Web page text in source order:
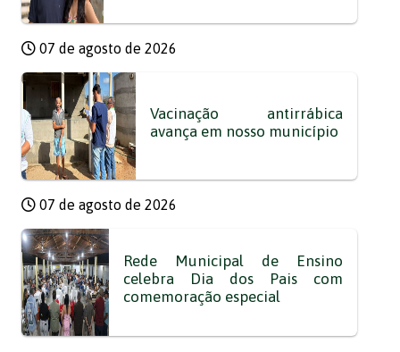
07 de agosto de 2026
Vacinação antirrábica
avança em nosso município
07 de agosto de 2026
Rede Municipal de Ensino
celebra Dia dos Pais com
comemoração especial